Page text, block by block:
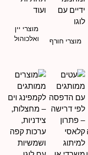
מוצרי חורף
מוצרי יין
ואלכוהול